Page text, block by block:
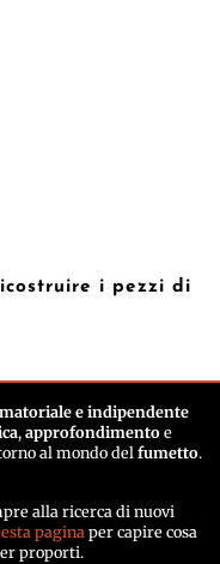
i pezzi di
e indipendente
, approfondimento e
al mondo del fumetto.
alla ricerca di nuovi
paginaper capire cosa
proporti.